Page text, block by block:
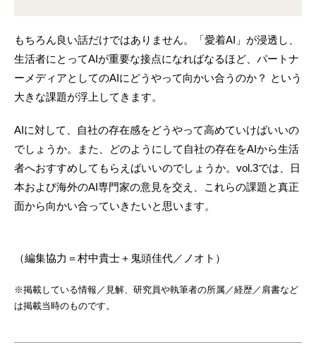
もちろん良い話だけではありません。「愛着AI」が浸透し、
生活者にとってAIが重要な接点になればなるほど、パートナ
ーメディアとしてのAIにどうやって向かい合うのか？ という
大きな課題が浮上してきます。
AIに対して、自社の存在感をどうやって高めていけばいいの
でしょうか。また、どのようにして自社の存在をAIから生活
者へおすすめしてもらえばいいのでしょうか。vol.3では、日
本および海外のAI専門家の意見を交え、これらの課題と真正
面から向かい合っていきたいと思います。
（編集協力＝村中貴士＋鬼頭佳代／ノオト）
※掲載している情報／見解、研究員や執筆者の所属／経歴／肩書など
は掲載当時のものです。